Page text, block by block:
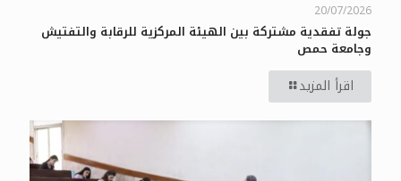
20/07/2026
جولة تفقدية مشتركة بين الهيئة المركزية للرقابة والتفتيش
وجامعة حمص
اقرأ المزيد